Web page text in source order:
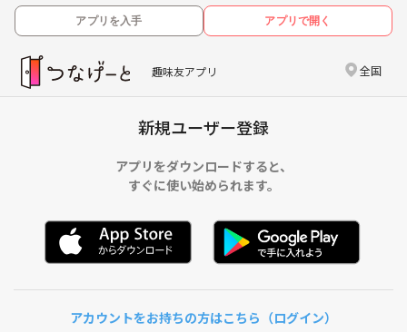
アプリを入手 アプリで開く
趣味友アプリ 全国
新規ユーザー登録
アプリをダウンロードすると、
すぐに使い始められます。
アカウントをお持ちの方はこちら（ログイン）